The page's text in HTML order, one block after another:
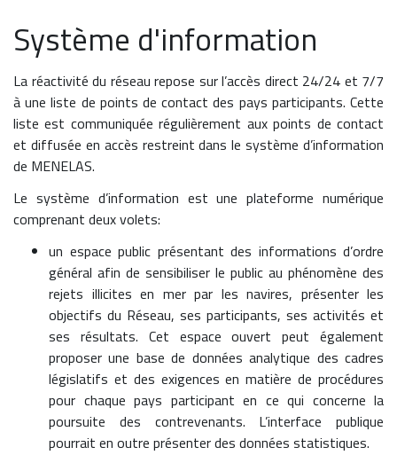
Système d'information
La réactivité du réseau repose sur l’accès direct 24/24 et 7/7
à une liste de points de contact des pays participants. Cette
liste est communiquée régulièrement aux points de contact
et diffusée en accès restreint dans le système d’information
de MENELAS.
Le système d’information est une plateforme numérique
comprenant deux volets:
un espace public présentant des informations d’ordre
général afin de sensibiliser le public au phénomène des
rejets illicites en mer par les navires, présenter les
objectifs du Réseau, ses participants, ses activités et
ses résultats. Cet espace ouvert peut également
proposer une base de données analytique des cadres
législatifs et des exigences en matière de procédures
pour chaque pays participant en ce qui concerne la
poursuite des contrevenants. L’interface publique
pourrait en outre présenter des données statistiques.